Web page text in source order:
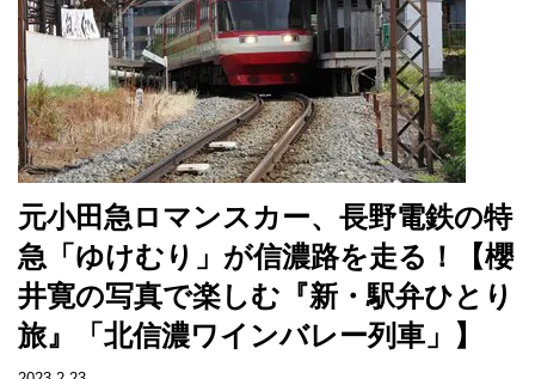
元小田急ロマンスカー、長野電鉄の特
急「ゆけむり」が信濃路を走る！【櫻
井寛の写真で楽しむ『新・駅弁ひとり
旅』「北信濃ワインバレー列車」】